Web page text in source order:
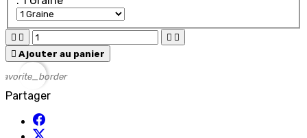
   
 Ajouter au panier
favorite_border
Partager